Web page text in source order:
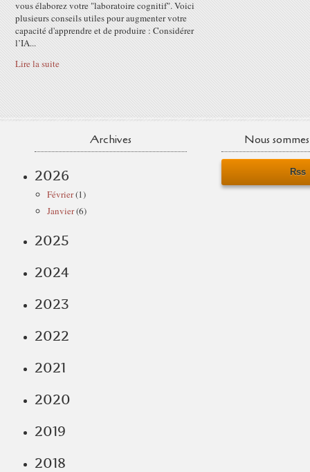
vous élaborez votre "laboratoire cognitif". Voici
plusieurs conseils utiles pour augmenter votre
capacité d'apprendre et de produire : Considérer
l’IA...
Lire la suite
Archives
2026
Février(1)
Janvier(6)
2025
2024
2023
2022
2021
2020
2019
2018
Nous
Rss